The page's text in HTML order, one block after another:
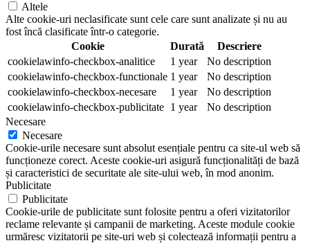
Altele
Alte cookie-uri neclasificate sunt cele care sunt analizate și nu au
fost încă clasificate într-o categorie.
Cookie
Durată
Descriere
cookielawinfo-checkbox-analitice
1 year
No description
cookielawinfo-checkbox-functionale 1 year
No description
cookielawinfo-checkbox-necesare
1 year
No description
cookielawinfo-checkbox-publicitate 1 year
No description
Necesare
Necesare
Cookie-urile necesare sunt absolut esențiale pentru ca site-ul web să
funcționeze corect. Aceste cookie-uri asigură funcționalități de bază
și caracteristici de securitate ale site-ului web, în mod anonim.
Publicitate
Publicitate
Cookie-urile de publicitate sunt folosite pentru a oferi vizitatorilor
reclame relevante și campanii de marketing. Aceste module cookie
urmăresc vizitatorii pe site-uri web și colectează informații pentru a